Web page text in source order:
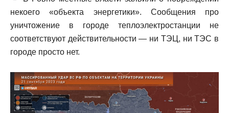
некоего «объекта энергетики». Сообщения про
уничтожение в городе теплоэлектростанции не
соответствуют действительности — ни ТЭЦ, ни ТЭС в
городе просто нет.